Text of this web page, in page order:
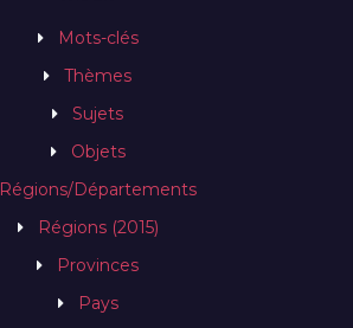
Mots-clés
Thèmes
Sujets
Objets
Régions/Départements
Régions (2015)
Provinces
Pays